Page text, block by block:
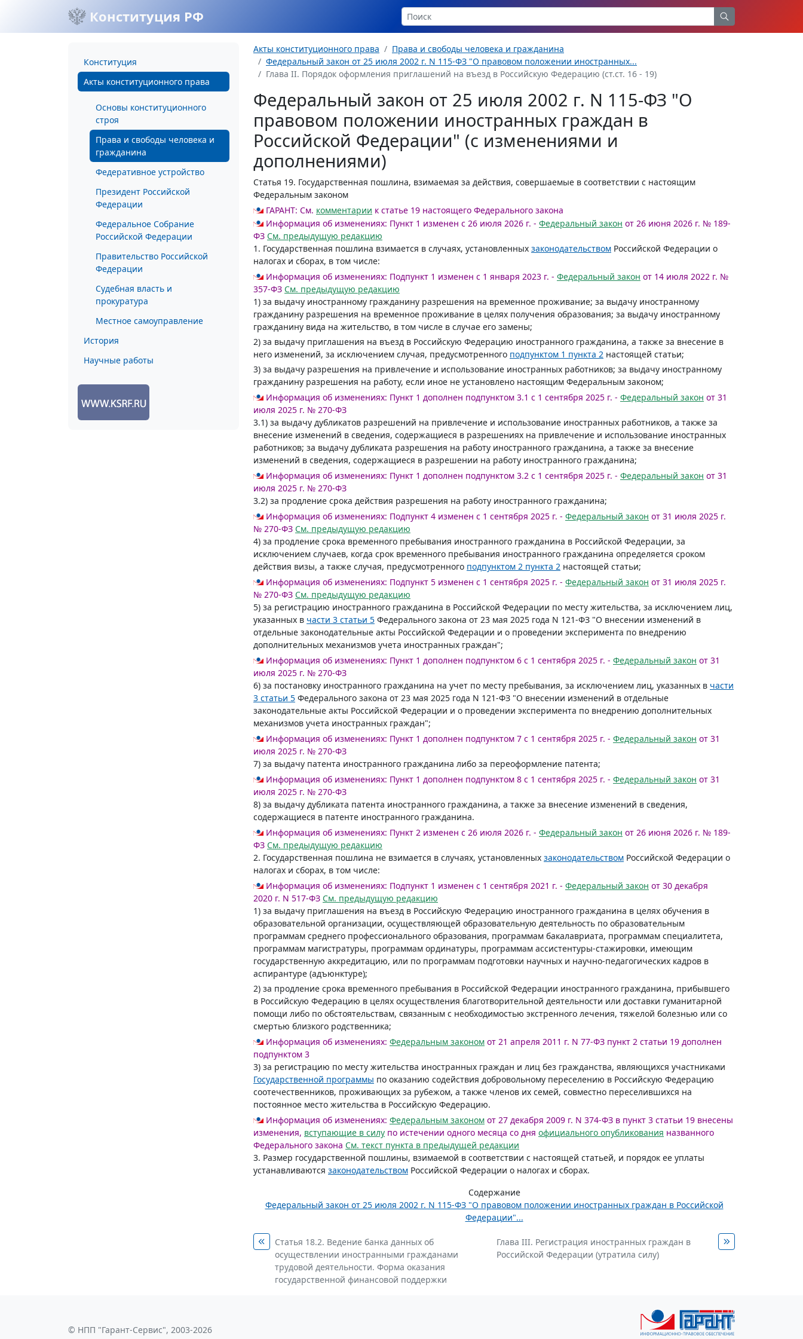
Конституция РФ
Конституция
Акты конституционного права
Основы конституционного
строя
Права и свободы человека и
гражданина
Федеративное устройство
Президент Российской
Федерации
Федеральное Собрание
Российской Федерации
Правительство Российской
Федерации
Судебная власть и
прокуратура
Местное самоуправление
История
Научные работы
Акты конституционного права
Права и свободы человека и гражданина
Федеральный закон от 25 июля 2002 г. N 115-ФЗ "О правовом положении иностранных...
Глава II. Порядок оформления приглашений на въезд в Российскую Федерацию (ст.ст. 16 - 19)
Федеральный закон от 25 июля 2002 г. N 115-ФЗ "О
правовом положении иностранных граждан в
Российской Федерации" (с изменениями и
дополнениями)
Статья 19. Государственная пошлина, взимаемая за действия, совершаемые в соответствии с настоящим
Федеральным законом
ГАРАНТ: См. комментарии к статье 19 настоящего Федерального закона
Информация об изменениях: Пункт 1 изменен с 26 июля 2026 г. - Федеральный закон от 26 июня 2026 г. № 189-
ФЗ См. предыдущую редакцию
1. Государственная пошлина взимается в случаях, установленных законодательством Российской Федерации о
налогах и сборах, в том числе:
Информация об изменениях: Подпункт 1 изменен с 1 января 2023 г. - Федеральный закон от 14 июля 2022 г. №
357-ФЗ См. предыдущую редакцию
1) за выдачу иностранному гражданину разрешения на временное проживание; за выдачу иностранному
гражданину разрешения на временное проживание в целях получения образования; за выдачу иностранному
гражданину вида на жительство, в том числе в случае его замены;
2) за выдачу приглашения на въезд в Российскую Федерацию иностранного гражданина, а также за внесение в
него изменений, за исключением случая, предусмотренного подпунктом 1 пункта 2 настоящей статьи;
3) за выдачу разрешения на привлечение и использование иностранных работников; за выдачу иностранному
гражданину разрешения на работу, если иное не установлено настоящим Федеральным законом;
Информация об изменениях: Пункт 1 дополнен подпунктом 3.1 с 1 сентября 2025 г. - Федеральный закон от 31
июля 2025 г. № 270-ФЗ
3.1) за выдачу дубликатов разрешений на привлечение и использование иностранных работников, а также за
внесение изменений в сведения, содержащиеся в разрешениях на привлечение и использование иностранных
работников; за выдачу дубликата разрешения на работу иностранного гражданина, а также за внесение
изменений в сведения, содержащиеся в разрешении на работу иностранного гражданина;
Информация об изменениях: Пункт 1 дополнен подпунктом 3.2 с 1 сентября 2025 г. - Федеральный закон от 31
июля 2025 г. № 270-ФЗ
3.2) за продление срока действия разрешения на работу иностранного гражданина;
Информация об изменениях: Подпункт 4 изменен с 1 сентября 2025 г. - Федеральный закон от 31 июля 2025 г.
№ 270-ФЗ См. предыдущую редакцию
4) за продление срока временного пребывания иностранного гражданина в Российской Федерации, за
исключением случаев, когда срок временного пребывания иностранного гражданина определяется сроком
действия визы, а также случая, предусмотренного подпунктом 2 пункта 2 настоящей статьи;
Информация об изменениях: Подпункт 5 изменен с 1 сентября 2025 г. - Федеральный закон от 31 июля 2025 г.
№ 270-ФЗ См. предыдущую редакцию
5) за регистрацию иностранного гражданина в Российской Федерации по месту жительства, за исключением лиц,
указанных в части 3 статьи 5 Федерального закона от 23 мая 2025 года N 121-ФЗ "О внесении изменений в
отдельные законодательные акты Российской Федерации и о проведении эксперимента по внедрению
дополнительных механизмов учета иностранных граждан";
Информация об изменениях: Пункт 1 дополнен подпунктом 6 с 1 сентября 2025 г. - Федеральный закон от 31
июля 2025 г. № 270-ФЗ
6) за постановку иностранного гражданина на учет по месту пребывания, за исключением лиц, указанных в части
3 статьи 5 Федерального закона от 23 мая 2025 года N 121-ФЗ "О внесении изменений в отдельные
законодательные акты Российской Федерации и о проведении эксперимента по внедрению дополнительных
механизмов учета иностранных граждан";
Информация об изменениях: Пункт 1 дополнен подпунктом 7 с 1 сентября 2025 г. - Федеральный закон от 31
июля 2025 г. № 270-ФЗ
7) за выдачу патента иностранного гражданина либо за переоформление патента;
Информация об изменениях: Пункт 1 дополнен подпунктом 8 с 1 сентября 2025 г. - Федеральный закон от 31
июля 2025 г. № 270-ФЗ
8) за выдачу дубликата патента иностранного гражданина, а также за внесение изменений в сведения,
содержащиеся в патенте иностранного гражданина.
Информация об изменениях: Пункт 2 изменен с 26 июля 2026 г. - Федеральный закон от 26 июня 2026 г. № 189-
ФЗ См. предыдущую редакцию
2. Государственная пошлина не взимается в случаях, установленных законодательством Российской Федерации о
налогах и сборах, в том числе:
Информация об изменениях: Подпункт 1 изменен с 1 сентября 2021 г. - Федеральный закон от 30 декабря
2020 г. N 517-ФЗ См. предыдущую редакцию
1) за выдачу приглашения на въезд в Российскую Федерацию иностранного гражданина в целях обучения в
образовательной организации, осуществляющей образовательную деятельность по образовательным
программам среднего профессионального образования, программам бакалавриата, программам специалитета,
программам магистратуры, программам ординатуры, программам ассистентуры-стажировки, имеющим
государственную аккредитацию, или по программам подготовки научных и научно-педагогических кадров в
аспирантуре (адъюнктуре);
2) за продление срока временного пребывания в Российской Федерации иностранного гражданина, прибывшего
в Российскую Федерацию в целях осуществления благотворительной деятельности или доставки гуманитарной
помощи либо по обстоятельствам, связанным с необходимостью экстренного лечения, тяжелой болезнью или со
смертью близкого родственника;
Информация об изменениях: Федеральным законом от 21 апреля 2011 г. N 77-ФЗ пункт 2 статьи 19 дополнен
подпунктом 3
3) за регистрацию по месту жительства иностранных граждан и лиц без гражданства, являющихся участниками
Государственной программы по оказанию содействия добровольному переселению в Российскую Федерацию
соотечественников, проживающих за рубежом, а также членов их семей, совместно переселившихся на
постоянное место жительства в Российскую Федерацию.
Информация об изменениях: Федеральным законом от 27 декабря 2009 г. N 374-ФЗ в пункт 3 статьи 19 внесены
изменения, вступающие в силу по истечении одного месяца со дня официального опубликования названного
Федерального закона См. текст пункта в предыдущей редакции
3. Размер государственной пошлины, взимаемой в соответствии с настоящей статьей, и порядок ее уплаты
устанавливаются законодательством Российской Федерации о налогах и сборах.
Содержание
Федеральный закон от 25 июля 2002 г. N 115-ФЗ "О правовом положении иностранных граждан в Российской
Федерации"...
Статья 18.2. Ведение банка данных об
осуществлении иностранными гражданами
трудовой деятельности. Форма оказания
государственной финансовой поддержки
Глава III. Регистрация иностранных граждан в
Российской Федерации (утратила силу)
© НПП "Гарант-Сервис", 2003-2026